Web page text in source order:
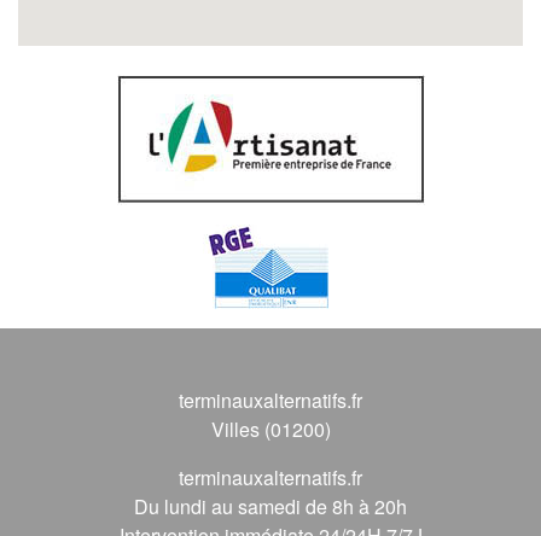
terminauxalternatifs.fr
Villes (01200)
terminauxalternatifs.fr
Du lundi au samedi de 8h à 20h